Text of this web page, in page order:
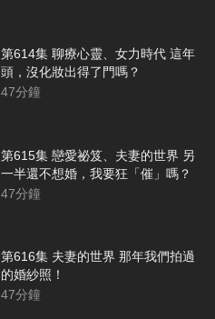
第614集 聊療心靈、女力時代 這年
頭，沒化妝出得了門嗎？
47分鐘
第615集 戀愛祕笈、夫妻的世界 另
一半還不想婚，我要狂「催」嗎？
47分鐘
第616集 夫妻的世界 那年我們拍過
的婚紗照！
47分鐘